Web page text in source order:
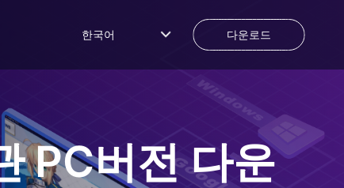
한국어 다운로드
PC버전 다운